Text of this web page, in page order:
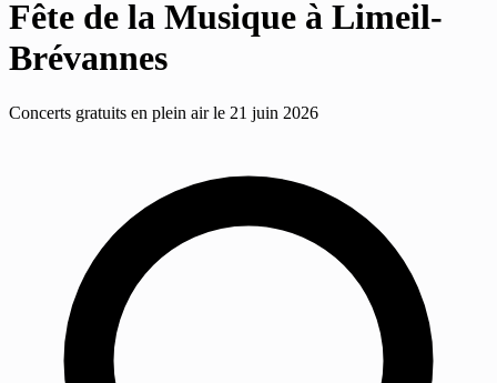
Fête de la Musique à Limeil-
Brévannes
Concerts gratuits en plein air le 21 juin 2026